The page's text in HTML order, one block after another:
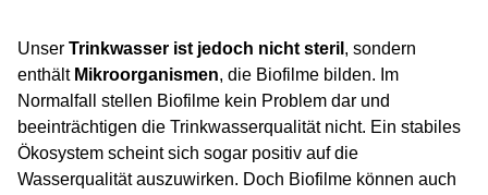
Unser Trinkwasser ist jedoch nicht steril , sondern
enthält Mikroorganismen, die Biofilme bilden. Im
Normalfall stellen Biofilme kein Problem dar und
beeinträchtigen die Trinkwasserqualität nicht. Ein stabiles
Ökosystem scheint sich sogar positiv auf die
Wasserqualität auszuwirken. Doch Biofilme können auch